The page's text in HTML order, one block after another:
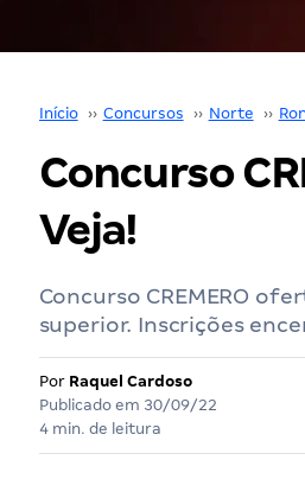
Início ›› Concursos ›› Norte ››
Concurso
Veja!
Concurso CREMERO
superior. Inscrições
Por Raquel Cardoso
Publicado em 30/09/22
4 min. de leitura